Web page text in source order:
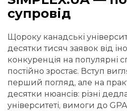
супровід
Щороку канадські
десятки тисяч заявок від
конкуренція на популярні
постійно зростає. Вступ
перший погляд, але на
десятки нюансів: різні
університеті, вимоги до